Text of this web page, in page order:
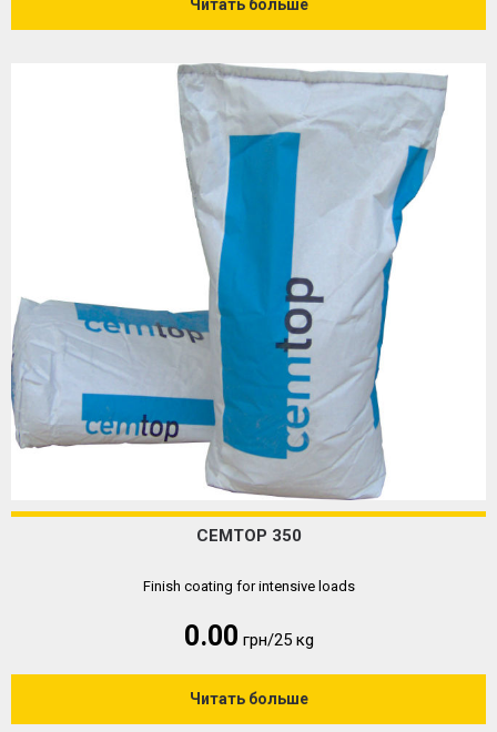
Читать больше
CEMTOP 350
Finish coating for intensive loads
0.00 грн/25 кg
Читать больше